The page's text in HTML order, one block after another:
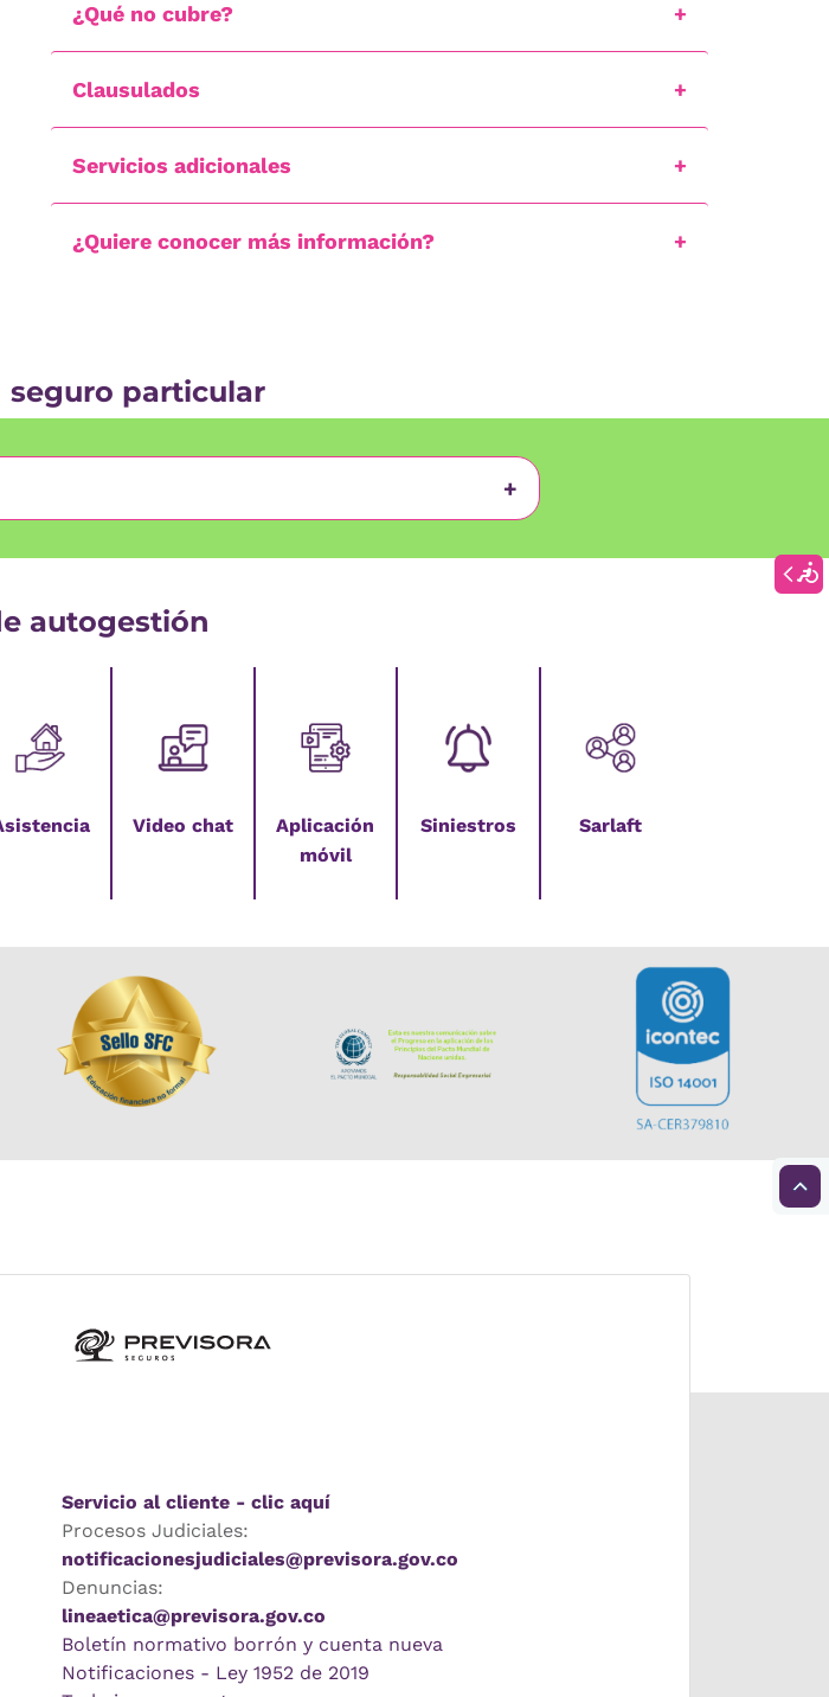
¿Qué no cubre?
Clausulados
Servicios adicionales
¿Quiere conocer más información?
seguro particular
autogestión
Video chat
Aplicación
móvil
Siniestros Sarlaft
Servicio al cliente - clic aquí
Procesos Judiciales:
notificacionesjudiciales@previsora.gov.co
Denuncias:
lineaetica@previsora.gov.co
Boletín normativo borrón y cuenta nueva
Notificaciones - Ley 1952 de 2019